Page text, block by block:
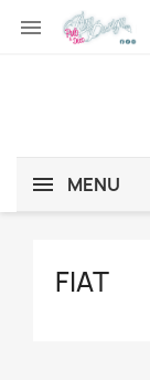

MENU
FIAT